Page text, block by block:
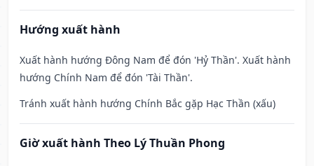
Hướng xuất hành
Xuất hành hướng Đông Nam để đón 'Hỷ Thần'. Xuất hành
hướng Chính Nam để đón 'Tài Thần'.
Tránh xuất hành hướng Chính Bắc gặp Hạc Thần (xấu)
Giờ xuất hành Theo Lý Thuần Phong